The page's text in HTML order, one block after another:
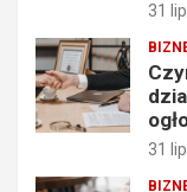
31
31